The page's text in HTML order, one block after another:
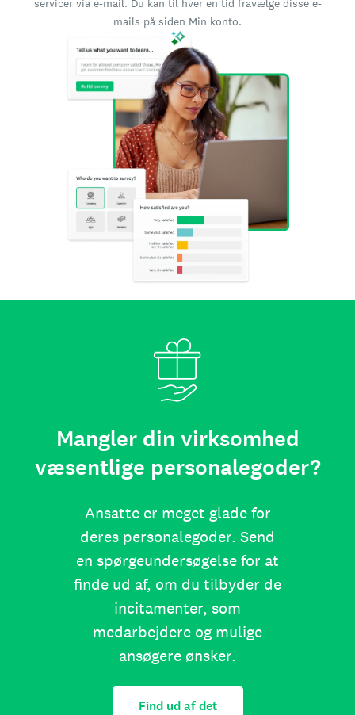
servicer via e-mail. Du kan til hver en tid fravælge disse e-
mails på siden Min konto.
Mangler din virksomhed
væsentlige personalegoder?
Ansatte er meget glade for
deres personalegoder. Send
en spørgeundersøgelse for at
finde ud af, om du tilbyder de
incitamenter, som
medarbejdere og mulige
ansøgere ønsker.
Find ud af det